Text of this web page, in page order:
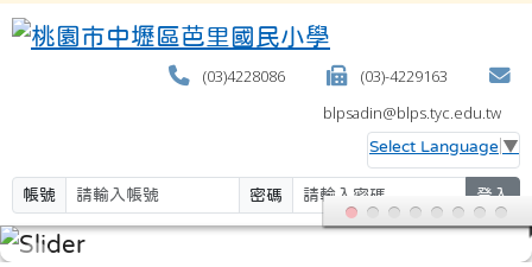
(03)4228086
(03)-4229163
blpsadin@blps.tyc.edu.tw
Select Language ▼
帳號 密碼 登入